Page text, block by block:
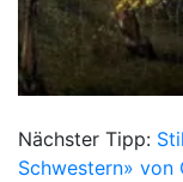
Nächster Tipp:
Schwestern» von